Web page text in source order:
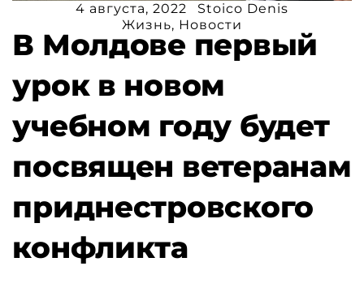
4 августа, 2022
Stoico Denis
Жизнь, Новости
В Молдове первый
урок в новом
учебном году будет
посвящен ветеранам
приднестровского
конфликта